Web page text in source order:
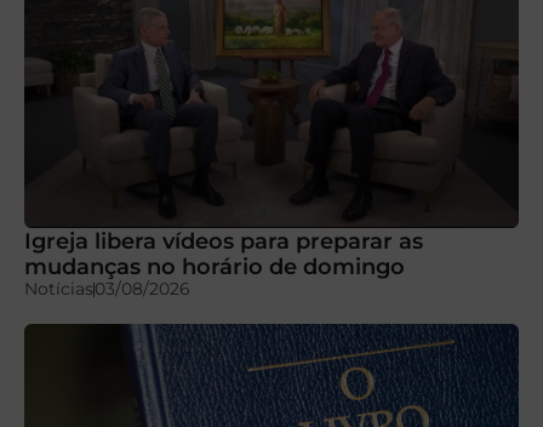
Igreja libera vídeos para preparar as
mudanças no horário de domingo
Notícias03/08/2026